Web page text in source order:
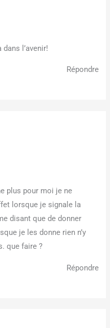
l’avenir!
Répondre
plus pour moi je ne
lorsque je signale la
disant que de donner
je les donne rien n’y
que faire ?
Répondre